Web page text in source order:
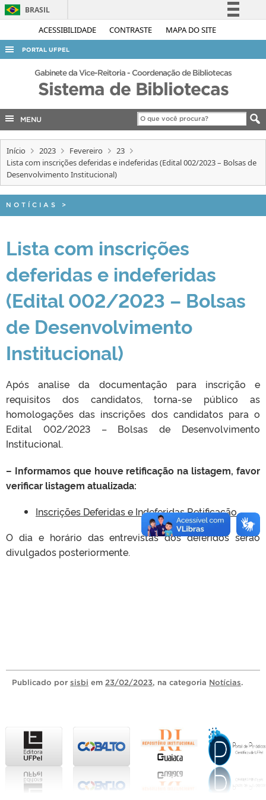
ACESSIBILIDADE CONTRASTE MAPA DO SITE
BRASIL
Simplifique!
Acesso à informação
Canais
PORTAL UFPEL
ACESSO À INFORMAÇÃO
AUDITORIA
COBALTO
CONCURSOS
EDITAIS
INTERNACIONAL
Gabinete da Vice-Reitoria - Coordenação de Bibliotecas
Sistema de Bibliotecas
MENU
Início 2023 Fevereiro
23
Lista com inscrições deferidas e indeferidas (Edital 002/2023 – Bolsas de
Desenvolvimento Institucional)
NOTÍCIAS >
Lista com inscrições
deferidas e indeferidas
(Edital 002/2023 – Bolsas
de Desenvolvimento
Institucional)
Após analise da documentação para inscrição e
requisitos dos candidatos, torna-se público as
homologações das inscrições dos candidatos para o
Edital 002/2023 – Bolsas de Desenvolvimento
Institucional.
– Informamos que houve retificação na listagem, favor
verificar listagem atualizada:
Inscrições Deferidas e Indeferidas Retificação
O dia e horário das entrevistas dos deferidos serão
divulgados posteriormente.
Publicado por sisbi em 23/02/2023, na categoria Notícias.